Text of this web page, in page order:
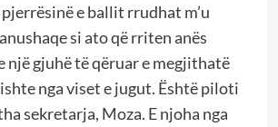
e ballit rrudhat m’u
si ato që rriten anës
një gjuhë të qëruar e megjithatë
nga viset e jugut. Është piloti
sekretarja, Moza. E njoha nga